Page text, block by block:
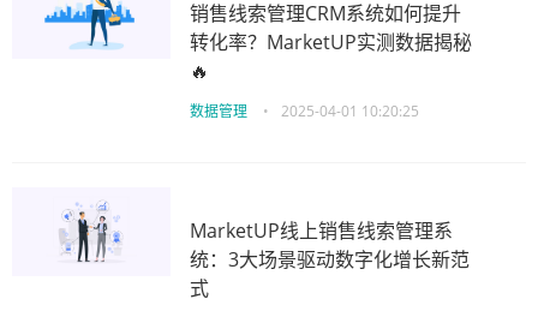
销售线索管理CRM系统如何提升
转化率？MarketUP实测数据揭秘
🔥
数据管理 • 2025-04-01 10:20:25
MarketUP线上销售线索管理系
统：3大场景驱动数字化增长新范
式